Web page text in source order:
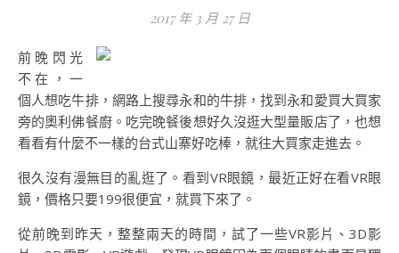
2017 年 3 月 27 日
前晚閃光
不在，一
個人想吃牛排，網路上搜尋永和的牛排，找到永和愛買大買家
旁的奧利佛餐廚。吃完晚餐後想好久沒逛大型量販店了，也想
看看有什麼不一樣的台式山寨好吃棒，就往大買家走進去。
很久沒有漫無目的亂逛了。看到VR眼鏡，最近正好在看VR眼
鏡，價格只要199很便宜，就買下來了。
從前晚到昨天，整整兩天的時間，試了一些VR影片、3D影